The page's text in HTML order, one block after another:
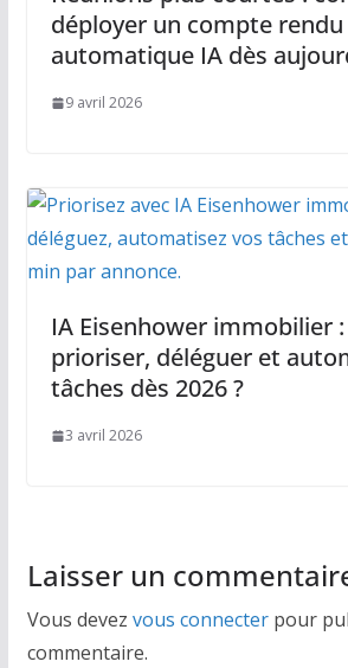
déployer un compte rendu
automatique IA dès
9 avril 2026
IA Eisenhower immobilier
prioriser, déléguer et
tâches dès 2026 ?
3 avril 2026
Laisser un
Vous devez vous connecterpour
commentaire.